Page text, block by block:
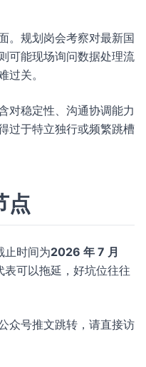
。规划岗会考察对最新国
可能现场询问数据处理流
过关。
对稳定性、沟通协调能力
过于特立独行或频繁跳槽
点
止时间为2026 年 7 月
可以拖延，好坑位往往
众号推文跳转，请直接访